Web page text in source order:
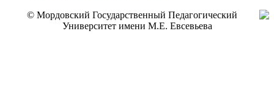
© Мордовский Государственный Педагогический
Университет имени М.Е. Евсевьева